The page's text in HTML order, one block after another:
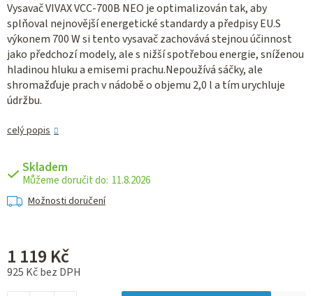
Vysavač VIVAX VCC-700B NEO je optimalizován tak, aby
splňoval nejnovější energetické standardy a předpisy EU.S
výkonem 700 W si tento vysavač zachovává stejnou účinnost
jako předchozí modely, ale s nižší spotřebou energie, sníženou
hladinou hluku a emisemi prachu.Nepoužívá sáčky, ale
shromažďuje prach v nádobě o objemu 2,0 l a tím urychluje
údržbu.
celý popis
Skladem
11.8.2026
Možnosti doručení
1 119 Kč
925 Kč bez DPH